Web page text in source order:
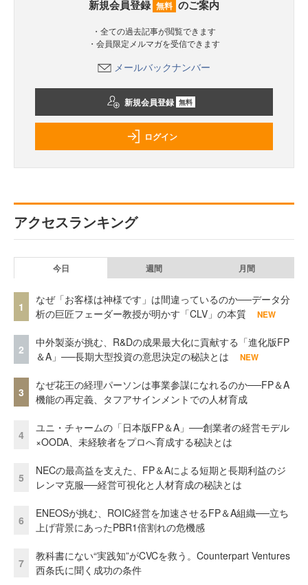
新規会員登録 無料 のご案内
・全ての過去記事が閲覧できます
・会員限定メルマガを受信できます
メールバックナンバー
新規会員登録 無料
ログイン
アクセスランキング
今日 週間 月間
1
なぜ「お客様は神様です」は間違っているのか──データ分
析の巨匠フェーダー教授が明かす「CLV」の本質
NEW
2
中外製薬が挑む、R&Dの成果最大化に貢献する「進化版FP
＆A」──長期大型投資の意思決定の秘訣とは
NEW
3
なぜ花王の経理パーソンは事業参謀になれるのか──FP＆A
機能の再定義、タフアサインメントでの人材育成
4
ユニ・チャームの「日本版FP＆A」──創業者の経営モデル
×OODA、未経験者をプロへ育成する秘訣とは
5
NECの最高益を支えた、FP＆Aによる短期と長期利益のジ
レンマ克服──経営可視化と人材育成の秘訣とは
6
ENEOSが挑む、ROIC経営を加速させるFP＆A組織──立ち
上げ背景にあったPBR1倍割れの危機感
7
教科書にない“実践知”がCVCを救う。Counterpart Ventures
西条氏に聞く成功の条件